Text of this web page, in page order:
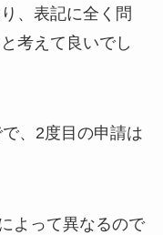
、表記に全く問
考えて良いでし
、2度目の申請は
よって異なるので